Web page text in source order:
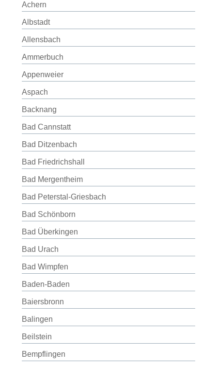
Achern
Albstadt
Allensbach
Ammerbuch
Appenweier
Aspach
Backnang
Bad Cannstatt
Bad Ditzenbach
Bad Friedrichshall
Bad Mergentheim
Bad Peterstal-Griesbach
Bad Schönborn
Bad Überkingen
Bad Urach
Bad Wimpfen
Baden-Baden
Baiersbronn
Balingen
Beilstein
Bempflingen